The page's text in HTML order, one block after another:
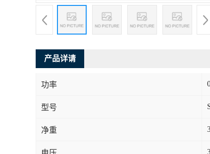
产品详请
功率
型号
净重